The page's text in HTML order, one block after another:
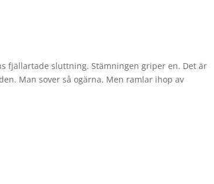
fjällartade sluttning. Stämningen griper en. Det är
Man sover så ogärna. Men ramlar ihop av